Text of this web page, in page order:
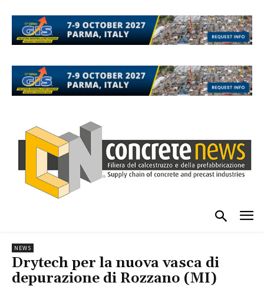
NEWS
Drytech per la nuova vasca di
depurazione di Rozzano (MI)